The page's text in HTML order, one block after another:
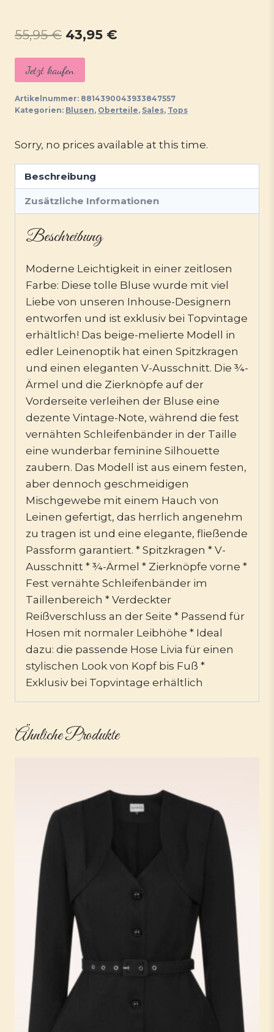
55,95€ Ursprünglicher
Preis
war:
55,95 €
43,95 €
43,95 €.
Jetzt kaufen
Artikelnummer: 8814390043933847557
Kategorien: Blusen, Oberteile, Sales, Tops
Sorry, no prices available at this time.
Beschreibung
Zusätzliche Informationen
Beschreibung
Moderne Leichtigkeit in einer zeitlosen
Farbe: Diese tolle Bluse wurde mit viel
Liebe von unseren Inhouse-Designern
entworfen und ist exklusiv bei Topvintage
erhältlich! Das beige-melierte Modell in
edler Leinenoptik hat einen Spitzkragen
und einen eleganten V-Ausschnitt. Die ¾-
Ärmel und die Zierknöpfe auf der
Vorderseite verleihen der Bluse eine
dezente Vintage-Note, während die fest
vernähten Schleifenbänder in der Taille
eine wunderbar feminine Silhouette
zaubern. Das Modell ist aus einem festen,
aber dennoch geschmeidigen
Mischgewebe mit einem Hauch von
Leinen gefertigt, das herrlich angenehm
zu tragen ist und eine elegante, fließende
Passform garantiert. * Spitzkragen * V-
Ausschnitt * ¾-Ärmel * Zierknöpfe vorne *
Fest vernähte Schleifenbänder im
Taillenbereich * Verdeckter
Reißverschluss an der Seite * Passend für
Hosen mit normaler Leibhöhe * Ideal
dazu: die passende Hose Livia für einen
stylischen Look von Kopf bis Fuß *
Exklusiv bei Topvintage erhältlich
Ähnliche Produkte